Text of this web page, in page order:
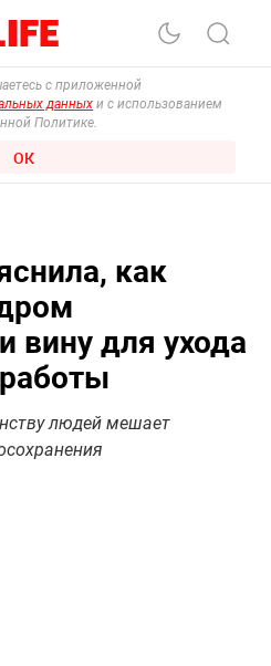
с приложенной
данных и с использованием
Политике.
ОК
как
вину для ухода
людей мешает